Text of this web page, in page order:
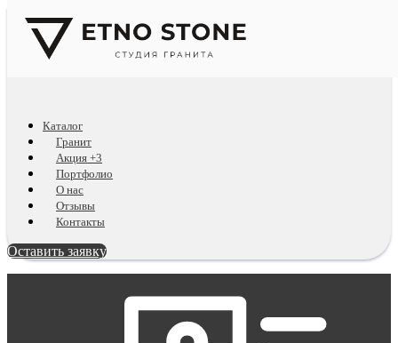
Каталог
Гранит
Акция +3
Портфолио
О нас
Отзывы
Контакты
Оставить заявку